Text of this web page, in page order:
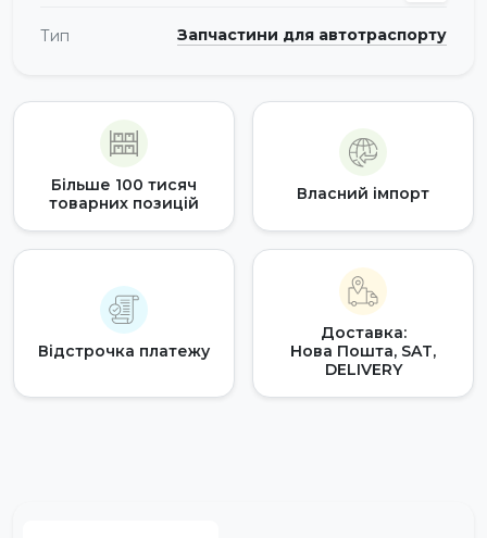
Тип Запчастини для автотраспорту
Більше 100 тисяч
товарних позицій
Власний імпорт
Відстрочка платежу
Доставка:
Нова Пошта, SAT,
DELIVERY